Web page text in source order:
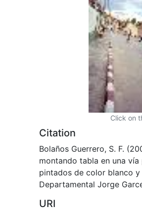
Click on
Citation
Bolaños Guerrero, S. F.
montando tabla en una
pintados de color blanco
Departamental Jorge
URI